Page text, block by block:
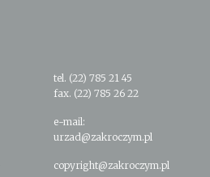
tel. (22) 785 21 45
fax. (22) 785 26 22
e-mail:
urzad@zakroczym.pl
copyright@zakroczym.pl